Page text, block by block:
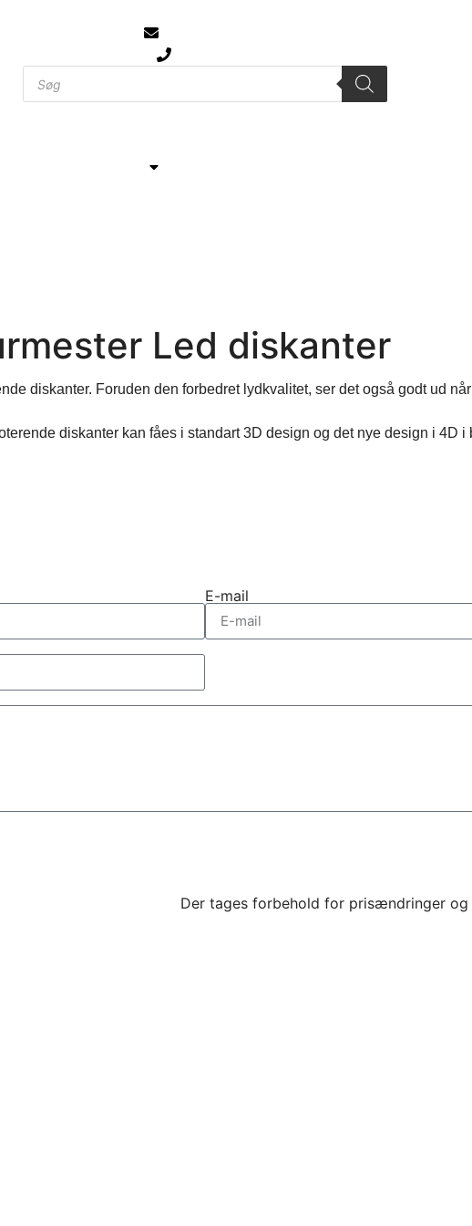
Led diskanter
diskanter. Foruden den forbedret lydkvalitet, ser det også godt ud
diskanter kan fåes i standart 3D design og det nye design i 4D i
E-mail
Der tages forbehold for prisændringer og